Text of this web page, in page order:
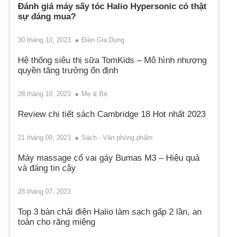
Đánh giá máy sấy tóc Halio Hypersonic có thật
sự đáng mua?
30 tháng 10, 2023 Điện Gia Dụng
Hệ thống siêu thị sữa TomKids – Mô hình nhượng
quyền tăng trưởng ổn định
28 tháng 10, 2023 Mẹ & Bé
Review chi tiết sách Cambridge 18 Hot nhất 2023
21 tháng 09, 2023 Sách - Văn phòng phẩm
Máy massage cổ vai gáy Bumas M3 – Hiệu quả
và đáng tin cậy
28 tháng 07, 2023
Top 3 bàn chải điện Halio làm sạch gấp 2 lần, an
toàn cho răng miệng